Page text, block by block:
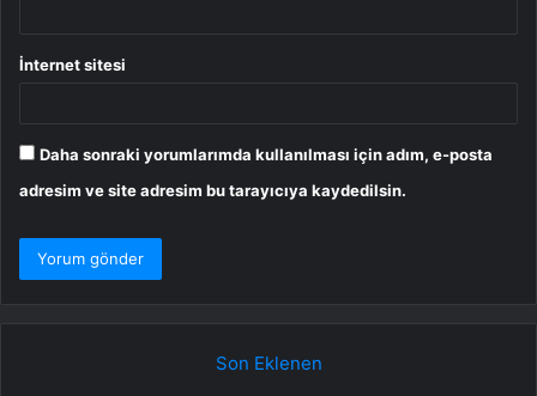
İnternet sitesi
Daha sonraki yorumlarımda kullanılması için adım, e-posta
adresim ve site adresim bu tarayıcıya kaydedilsin.
Son Eklenen